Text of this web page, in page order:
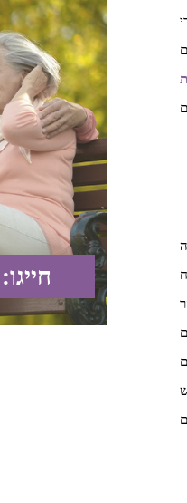
חייגו: 1-700-55-77-44